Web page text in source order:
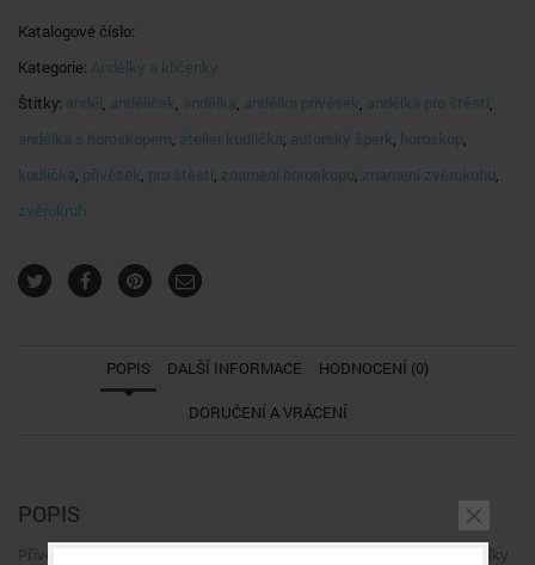
Katalogové číslo: -
Kategorie: Andělky a klíčenky
Štítky: anděl andělíček andělka andělka přívěsek andělka pro štěstí
andělka s horoskopem atelier kudlička autorský šperk horoskop
kudlička přívěsek pro štěstí znamení horoskopu znamení zvěrokuhu
zvěrokruh
POPIS DALŠÍ INFORMACE HODNOCENÍ (0)
DORUČENÍ A VRÁCENÍ
POPIS
Přívěsek na kabelku nebo na klíče s motivem anděla. Velikost andělky